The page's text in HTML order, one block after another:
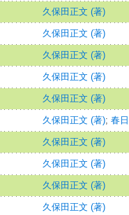
久保田正文 (著)
久保田正文 (著)
久保田正文 (著)
久保田正文 (著)
久保田正文 (著)
久保田正文 (著); 春
久保田正文 (著)
久保田正文 (著)
久保田正文 (著)
久保田正文 (著)